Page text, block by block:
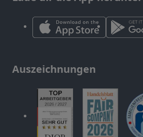
Auszeichnungen